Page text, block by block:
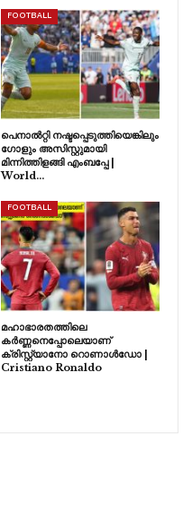
FOOTBALL
പെനാൽറ്റി നഷ്ടപ്പെടുത്തിയെങ്കിലും
ഗോളും അസിസ്റ്റുമായി
മിന്നിത്തിളങ്ങി എംബപ്പേ |
World…
FOOTBALL
മഹാഭാരതത്തിലെ
കർണ്ണനെപ്പോലെയാണ്
ക്രിസ്റ്റ്യാനോ റൊണാൾഡോ |
Cristiano Ronaldo